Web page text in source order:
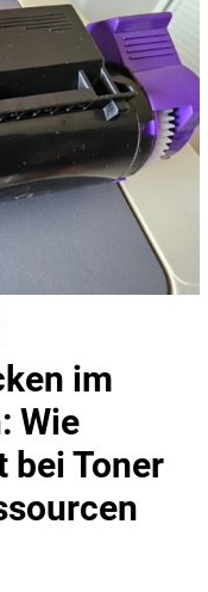
im
Wie
Toner